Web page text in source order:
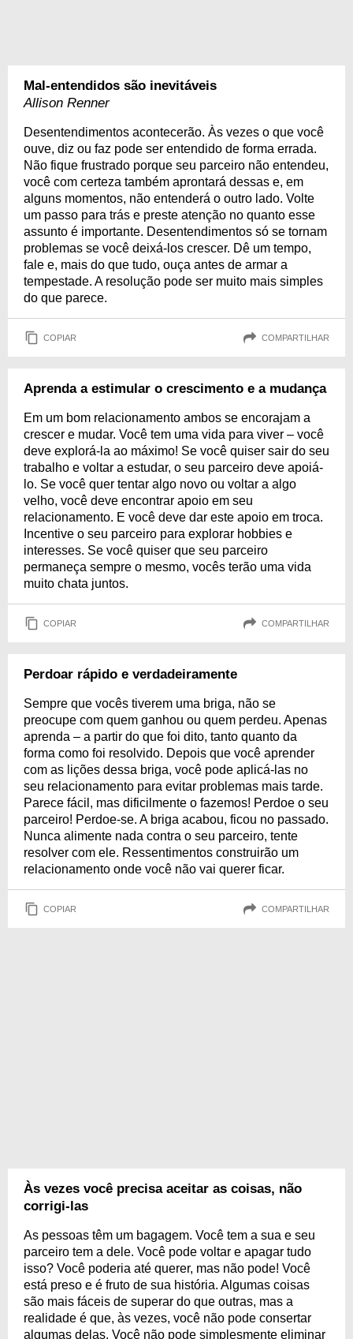
Mal-entendidos são inevitáveis
Allison Renner
Desentendimentos acontecerão. Às vezes o que você
ouve, diz ou faz pode ser entendido de forma errada.
Não fique frustrado porque seu parceiro não entendeu,
você com certeza também aprontará dessas e, em
alguns momentos, não entenderá o outro lado. Volte
um passo para trás e preste atenção no quanto esse
assunto é importante. Desentendimentos só se tornam
problemas se você deixá-los crescer. Dê um tempo,
fale e, mais do que tudo, ouça antes de armar a
tempestade. A resolução pode ser muito mais simples
do que parece.
COPIAR COMPARTILHAR
Aprenda a estimular o crescimento e a mudança
Em um bom relacionamento ambos se encorajam a
crescer e mudar. Você tem uma vida para viver – você
deve explorá-la ao máximo! Se você quiser sair do seu
trabalho e voltar a estudar, o seu parceiro deve apoiá-
lo. Se você quer tentar algo novo ou voltar a algo
velho, você deve encontrar apoio em seu
relacionamento. E você deve dar este apoio em troca.
Incentive o seu parceiro para explorar hobbies e
interesses. Se você quiser que seu parceiro
permaneça sempre o mesmo, vocês terão uma vida
muito chata juntos.
COPIAR COMPARTILHAR
Perdoar rápido e verdadeiramente
Sempre que vocês tiverem uma briga, não se
preocupe com quem ganhou ou quem perdeu. Apenas
aprenda – a partir do que foi dito, tanto quanto da
forma como foi resolvido. Depois que você aprender
com as lições dessa briga, você pode aplicá-las no
seu relacionamento para evitar problemas mais tarde.
Parece fácil, mas dificilmente o fazemos! Perdoe o seu
parceiro! Perdoe-se. A briga acabou, ficou no passado.
Nunca alimente nada contra o seu parceiro, tente
resolver com ele. Ressentimentos construirão um
relacionamento onde você não vai querer ficar.
COPIAR COMPARTILHAR
Às vezes você precisa aceitar as coisas, não
corrigi-las
As pessoas têm um bagagem. Você tem a sua e seu
parceiro tem a dele. Você pode voltar e apagar tudo
isso? Você poderia até querer, mas não pode! Você
está preso e é fruto de sua história. Algumas coisas
são mais fáceis de superar do que outras, mas a
realidade é que, às vezes, você não pode consertar
algumas delas. Você não pode simplesmente eliminar